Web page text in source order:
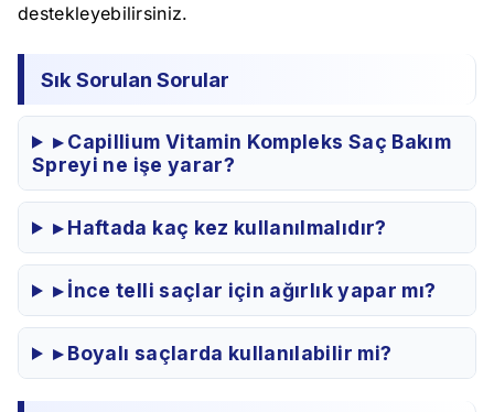
destekleyebilirsiniz.
Sık Sorulan Sorular
▸ Capillium Vitamin Kompleks Saç Bakım
Spreyi ne işe yarar?
▸ Haftada kaç kez kullanılmalıdır?
▸ İnce telli saçlar için ağırlık yapar mı?
▸ Boyalı saçlarda kullanılabilir mi?